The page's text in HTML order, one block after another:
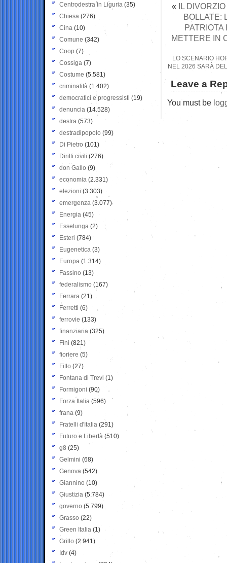
« IL
BOLLATE:
METTERE IN
LO SCENARIO
NEL 2026 SARÀ
Leave a
You must be
Centrodestra in Liguria (35)
Chiesa (276)
Cina (10)
Comune (342)
Coop (7)
Cossiga (7)
Costume (5.581)
criminalità (1.402)
democratici e progressisti (19)
denuncia (14.528)
destra (573)
destradipopolo (99)
Di Pietro (101)
Diritti civili (276)
don Gallo (9)
economia (2.331)
elezioni (3.303)
emergenza (3.077)
Energia (45)
Esselunga (2)
Esteri (784)
Eugenetica (3)
Europa (1.314)
Fassino (13)
federalismo (167)
Ferrara (21)
Ferretti (6)
ferrovie (133)
finanziaria (325)
Fini (821)
fioriere (5)
Fitto (27)
Fontana di Trevi (1)
Formigoni (90)
Forza Italia (596)
frana (9)
Fratelli d'Italia (291)
Futuro e Libertà (510)
g8 (25)
Gelmini (68)
Genova (542)
Giannino (10)
Giustizia (5.784)
governo (5.799)
Grasso (22)
Green Italia (1)
Grillo (2.941)
Idv (4)